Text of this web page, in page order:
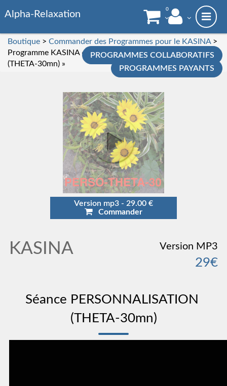
Alpha-Relaxation 0
Boutique > Commander des Programmes pour le KASINA>
Programme KASINA « Séance PERSONNALISATION
(THETA-30mn) »
PROGRAMMES COLLABORATIFS
PROGRAMMES PAYANTS
Version mp3 - 29.00 €
Commander
KASINA Version MP3
29€
Séance PERSONNALISATION
(THETA-30mn)